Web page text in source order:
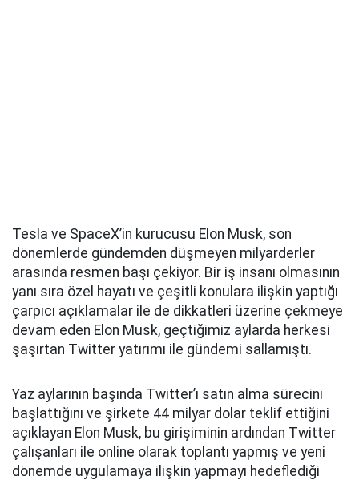
Tesla ve SpaceX’in kurucusu Elon Musk, son
dönemlerde gündemden düşmeyen milyarderler
arasında resmen başı çekiyor. Bir iş insanı olmasının
yanı sıra özel hayatı ve çeşitli konulara ilişkin yaptığı
çarpıcı açıklamalar ile de dikkatleri üzerine çekmeye
devam eden Elon Musk, geçtiğimiz aylarda herkesi
şaşırtan Twitter yatırımı ile gündemi sallamıştı.
Yaz aylarının başında Twitter’ı satın alma sürecini
başlattığını ve şirkete 44 milyar dolar teklif ettiğini
açıklayan Elon Musk, bu girişiminin ardından Twitter
çalışanları ile online olarak toplantı yapmış ve yeni
dönemde uygulamaya ilişkin yapmayı hedeflediği